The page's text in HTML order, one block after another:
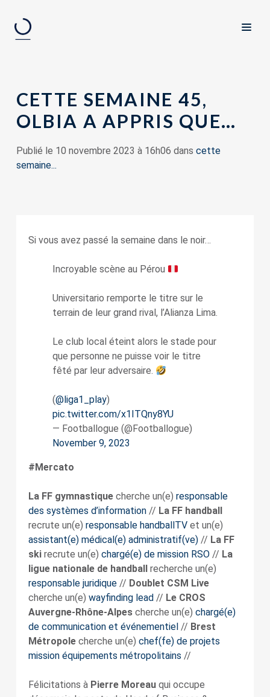
CETTE SEMAINE 45,
OLBIA A APPRIS QUE…
Publié le 10 novembre 2023 à 16h06 dans cette
semaine...
Si vous avez passé la semaine dans le noir…
Incroyable scène au Pérou
Universitario remporte le titre sur le
terrain de leur grand rival, l’Alianza Lima.
Le club local éteint alors le stade pour
que personne ne puisse voir le titre
fêté par leur adversaire.
(@liga1_play)
pic.twitter.com/x1ITQny8YU
— Footballogue (@Footballogue)
November 9, 2023
#Mercato
La FF gymnastiquecherche un(e) responsable
des systèmes d’information// La FF handball
recrute un(e) responsable handballTVet un(e)
assistant(e) médical(e) administratif(ve)// La FF
skirecrute un(e) chargé(e) de mission RSO// La
ligue nationale de handballrecherche un(e)
responsable juridique// Doublet CSM Live
cherche un(e) wayfinding lead// Le CROS
Auvergne-Rhône-Alpescherche un(e) chargé(e)
de communication et événementiel// Brest
Métropolecherche un(e) chef(fe) de projets
mission équipements métropolitains //
Félicitations à Pierre Moreauqui occupe